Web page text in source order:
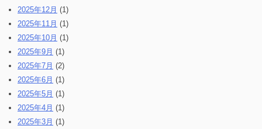
2025年12月 (1)
2025年11月 (1)
2025年10月 (1)
2025年9月 (1)
2025年7月 (2)
2025年6月 (1)
2025年5月 (1)
2025年4月 (1)
2025年3月 (1)